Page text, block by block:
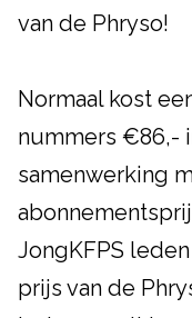
van de Phryso!
Normaal kost
nummers €86,-
samenwerking
JongKFPS
prijs van de